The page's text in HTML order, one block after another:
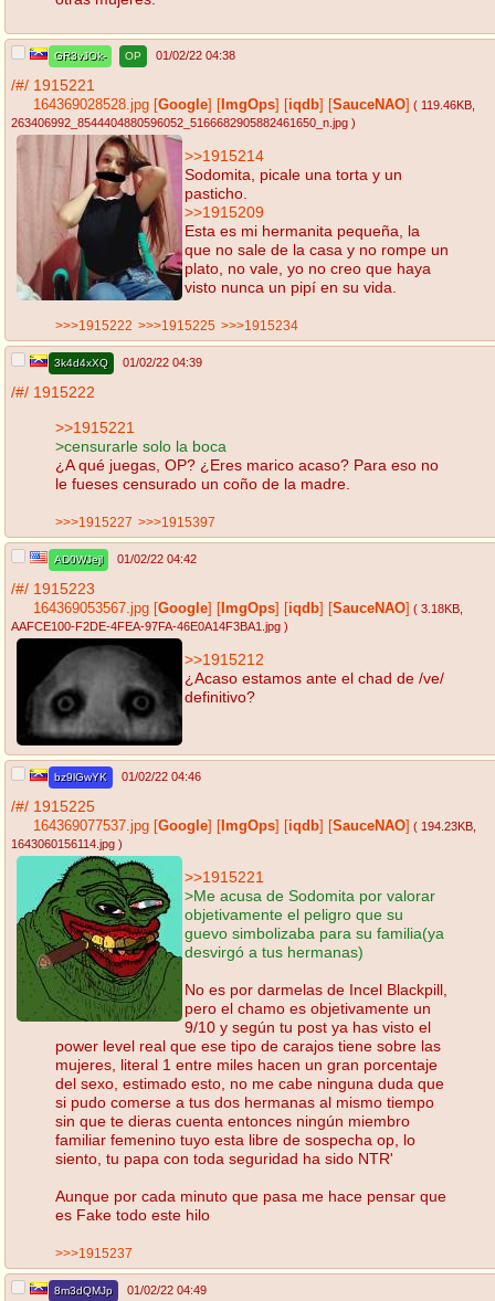
GR3vJOk- OP 01/02/22 04:38
/#/ 1915221
164369028528.jpg Google ImgOps iqdb SauceNAO ( 119.46KB
263406992_8544404880596052_5166682905882461650_n.jpg )
>>1915214
Sodomita, picale una torta y un
pasticho.
>>1915209
Esta es mi hermanita pequeña, la
que no sale de la casa y no rompe un
plato, no vale, yo no creo que haya
visto nunca un pipí en su vida.
>>>1915222 >>>1915225 >>>1915234
3k4d4xXQ 01/02/22 04:39
/#/ 1915222
>>1915221
>censurarle solo la boca
¿A qué juegas, OP? ¿Eres marico acaso? Para eso no
le fueses censurado un coño de la madre.
>>>1915227 >>>1915397
AD0WJejl 01/02/22 04:42
/#/ 1915223
164369053567.jpg Google ImgOps iqdb SauceNAO ( 3.18KB
AAFCE100-F2DE-4FEA-97FA-46E0A14F3BA1.jpg )
>>1915212
¿Acaso estamos ante el chad de /ve/
definitivo?
bz9lGwYK 01/02/22 04:46
/#/ 1915225
164369077537.jpg Google ImgOps iqdb SauceNAO ( 194.23KB
1643060156114.jpg )
>>1915221
>Me acusa de Sodomita por valorar
objetivamente el peligro que su
guevo simbolizaba para su familia(ya
desvirgó a tus hermanas)
No es por darmelas de Incel Blackpill,
pero el chamo es objetivamente un
9/10 y según tu post ya has visto el
power level real que ese tipo de carajos tiene sobre las
mujeres, literal 1 entre miles hacen un gran porcentaje
del sexo, estimado esto, no me cabe ninguna duda que
si pudo comerse a tus dos hermanas al mismo tiempo
sin que te dieras cuenta entonces ningún miembro
familiar femenino tuyo esta libre de sospecha op, lo
siento, tu papa con toda seguridad ha sido NTR'
Aunque por cada minuto que pasa me hace pensar que
es Fake todo este hilo
>>>1915237
8m3dQMJp 01/02/22 04:49